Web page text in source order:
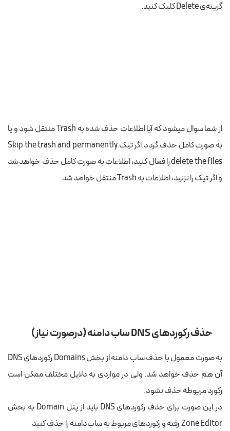
گزینه‌ی Delete کلیک کنید.
از شما سوال میشود که آیا اطلاعات حذف شده به Trash منتقل شود و یا
به صورت کامل حذف گردد.اگر تیکSkip the trash and permanently
delete the files را فعال کنید، اطلاعات به صورت کامل حذف خواهد شد
و اگر تیک را نزنید، اطلاعات به Trash منتقل خواهد شد.
حذف رکوردهای DNS ساب دامنه (در‌صورت نیاز)
به صورت معمول با حذف ساب دامنه از بخش Domains رکوردهای DNS
آن هم حذف خواهد شد. ولی در مواردی به دلایل مختلف ممکن است
رکورد مربوطه حذف نشود.
در این صورت برای حذف رکوردهای DNS باید از پنل Domain به بخش
Zone Editor رفته و رکوردهای مربوط به ساب‌‌دامنه را حذف کنید